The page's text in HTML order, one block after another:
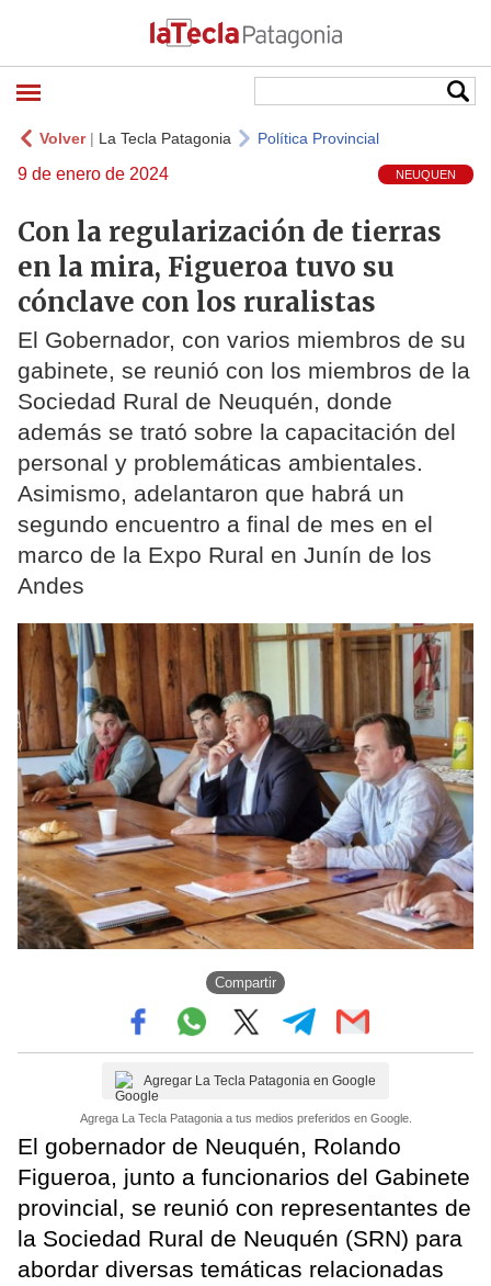
Volver| La Tecla Patagonia Política Provincial
9 de enero de 2024 NEUQUEN
Con la regularización de tierras
en la mira, Figueroa tuvo su
cónclave con los ruralistas
El Gobernador, con varios miembros de su
gabinete, se reunió con los miembros de la
Sociedad Rural de Neuquén, donde
además se trató sobre la capacitación del
personal y problemáticas ambientales.
Asimismo, adelantaron que habrá un
segundo encuentro a final de mes en el
marco de la Expo Rural en Junín de los
Andes
Compartir
Agregar La Tecla Patagonia en Google
Agrega La Tecla Patagonia a tus medios preferidos en Google.
El gobernador de Neuquén, Rolando
Figueroa, junto a funcionarios del Gabinete
provincial, se reunió con representantes de
la Sociedad Rural de Neuquén (SRN) para
abordar diversas temáticas relacionadas